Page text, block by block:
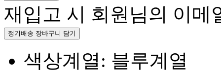
재입고 시 회원님의 이메
정기배송 장바구니 담기
색상계열: 블루계열